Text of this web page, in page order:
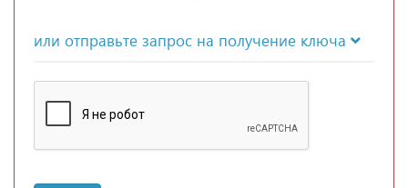
или отправьте запрос на получение ключа